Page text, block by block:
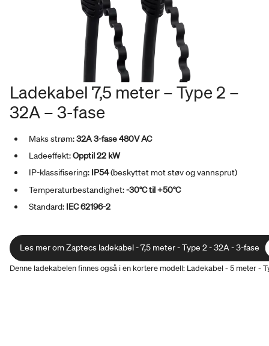
Ladekabel 7,5 meter – Type 2 –
32A – 3-fase
Maks strøm:32A 3-fase 480V AC
Ladeeffekt:Opptil 22 kW
IP-klassifisering: IP54(beskyttet mot støv og vannsprut)
Temperaturbestandighet:-30°C til +50°C
Standard: IEC 62196-2
Les mer om Zaptecs ladekabel - 7,5 meter - Type 2 - 32A - 3-fase
Les mer om Zaptecs ladekabel - 7,5 meter - Type 2 - 32A - 3-fase
Denne ladekabelen finnes også i en kortere modell: Ladekabel - 5 meter -